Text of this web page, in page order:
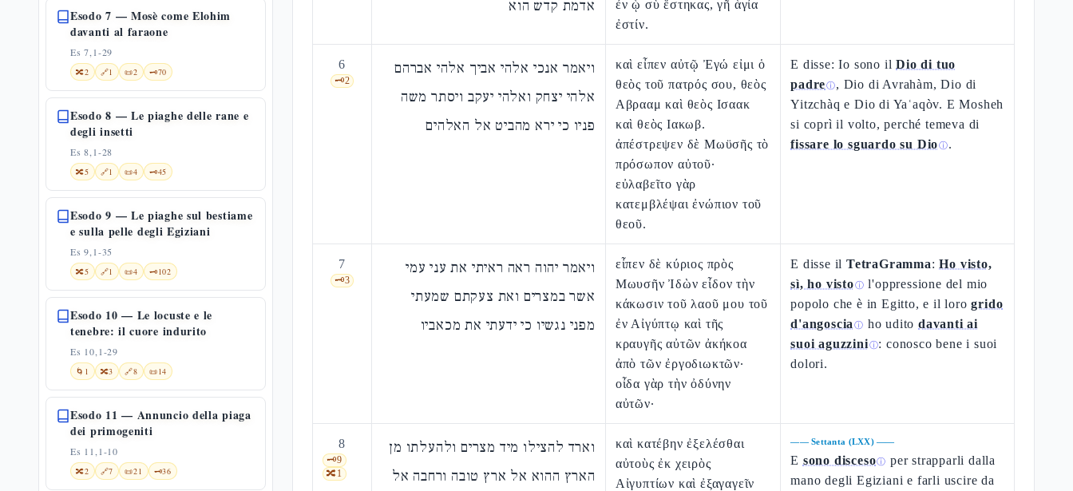
Esodo 7 — Mosè come Elohim
davanti al faraone
Es 7,1-29
🔀2 🔗1 📜2 🗝️70
Esodo 8 — Le piaghe delle rane e
degli insetti
Es 8,1-28
🔀5 🔗1 📜4 🗝️45
Esodo 9 — Le piaghe sul bestiame
e sulla pelle degli Egiziani
Es 9,1-35
🔀5 🔗1 📜4 🗝️102
Esodo 10 — Le locuste e le
tenebre: il cuore indurito
Es 10,1-29
🌀 1 🔀3 🔗8 📜14
Esodo 11 — Annuncio della piaga
dei primogeniti
Es 11,1-10
🔀2 🔗7 📜21 🗝️36
אדמת קדש הוא
ἐν ᾧ σὺ ἕστηκας, γῆ ἁγία
ἐστίν.
6
🗝️2
ויאמר אנכי אלהי אביך אלהי אברהם
אלהי יצחק ואלהי יעקב ויסתר משה
פניו כי ירא מהביט אל האלהים
καὶ εἶπεν αὐτῷ Ἐγώ εἰμι ὁ
θεὸς τοῦ πατρός σου, θεὸς
Αβρααμ καὶ θεὸς Ισαακ
καὶ θεὸς Ιακωβ.
ἀπέστρεψεν δὲ Μωϋσῆς τὸ
πρόσωπον αὐτοῦ·
εὐλαβεῖτο γὰρ
κατεμβλέψαι ἐνώπιον τοῦ
θεοῦ.
E disse: Io sono ilDio di tuo
padreⓘ, Dio di Avrahàm, Dio di
Yitzchàq e Dio di Yaʿaqòv. E Mosheh
si coprì il volto, perché temeva di
fissare lo sguardo su Dioⓘ.
7
🗝️3
ויאמר יהוה ראה ראיתי את עני עמי
אשר במצרים ואת צעקתם שמעתי
מפני נגשיו כי ידעתי את מכאביו
εἶπεν δὲ κύριος πρὸς
Μωυσῆν Ἰδὼν εἶδον τὴν
κάκωσιν τοῦ λαοῦ μου τοῦ
ἐν Αἰγύπτῳ καὶ τῆς
κραυγῆς αὐτῶν ἀκήκοα
ἀπὸ τῶν ἐργοδιωκτῶν·
οἶδα γὰρ τὴν ὀδύνην
αὐτῶν·
E disse ilTetraGramma:Ho visto,
sì, ho vistoⓘ l'oppressione del mio
popolo che è in Egitto, e il lorogrido
d'angoscia ⓘ ho uditodavanti ai
suoi aguzziniⓘ: conosco bene i suoi
dolori.
8
🗝️9
🔀1
וארד להצילו מיד מצרים ולהעלתו מן
הארץ ההוא אל ארץ טובה ורחבה אל
καὶ κατέβην ἐξελέσθαι
αὐτοὺς ἐκ χειρὸς
Αἰγυπτίων καὶ ἐξαγαγεῖν
——Settanta (LXX)——
E sono discesoⓘ per strapparli dalla
mano degli Egiziani e farli uscire da